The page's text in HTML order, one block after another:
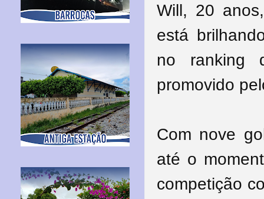
Will, 20
está
no ranking
promovido
Com nove
até o
competição